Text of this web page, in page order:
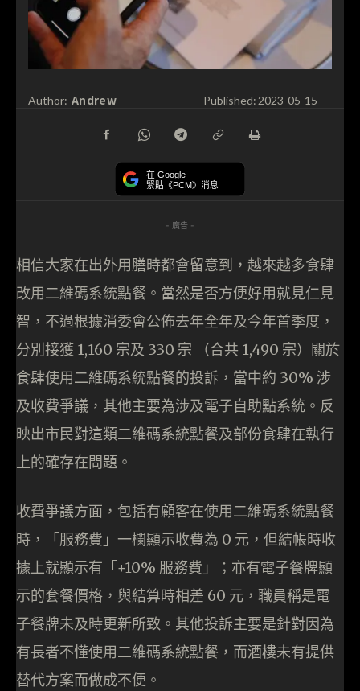
Author: Andrew Published:2023-05-15
在 Google
緊貼《PCM》消息
- 廣告 -
相信大家在出外用膳時都會留意到，越來越多食肆
改用二維碼系統點餐。當然是否方便好用就見仁見
智，不過根據消委會公佈去年全年及今年首季度，
分別接獲 1,160 宗及 330 宗 （合共 1,490 宗）關於
食肆使用二維碼系統點餐的投訴，當中約 30% 涉
及收費爭議，其他主要為涉及電子自助點系統。反
映出市民對這類二維碼系統點餐及部份食肆在執行
上的確存在問題。
收費爭議方面，包括有顧客在使用二維碼系統點餐
時，「服務費」一欄顯示收費為 0 元，但結帳時收
據上就顯示有「+10% 服務費」；亦有電子餐牌顯
示的套餐價格，與結算時相差 60 元，職員稱是電
子餐牌未及時更新所致。其他投訴主要是針對因為
有長者不懂使用二維碼系統點餐，而酒樓未有提供
替代方案而做成不便。